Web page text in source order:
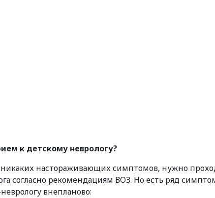
к детскому неврологу?
настораживающих симптомов, нужно
согласно рекомендациям ВОЗ. Но есть ряд
внепланово: